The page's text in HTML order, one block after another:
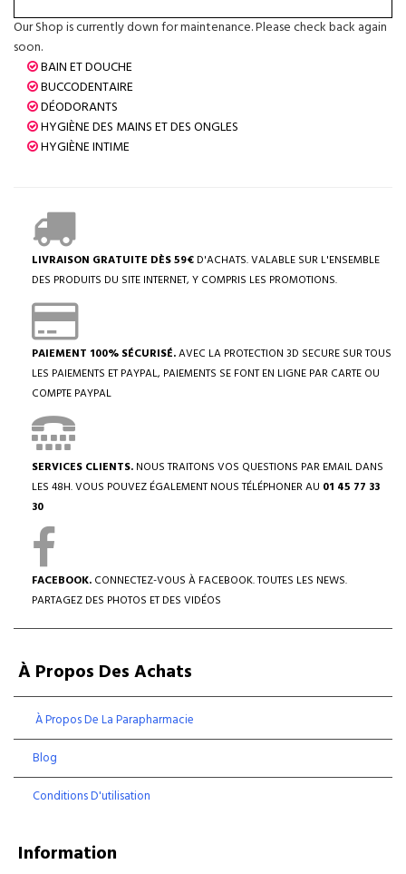
Our Shop is currently down for maintenance. Please check back again
soon.
BAIN ET DOUCHE
BUCCODENTAIRE
DÉODORANTS
HYGIÈNE DES MAINS ET DES ONGLES
HYGIÈNE INTIME
LIVRAISON GRATUITE DÈS 59€ D'ACHATS. VALABLE SUR L'ENSEMBLE
DES PRODUITS DU SITE INTERNET, Y COMPRIS LES PROMOTIONS.
PAIEMENT 100% SÉCURISÉ.AVEC LA PROTECTION 3D SECURE SUR TOUS
LES PAIEMENTS ET PAYPAL, PAIEMENTS SE FONT EN LIGNE PAR CARTE OU
COMPTE PAYPAL
SERVICES CLIENTS. NOUS TRAITONS VOS QUESTIONS PAR EMAIL DANS
LES 48H. VOUS POUVEZ ÉGALEMENT NOUS TÉLÉPHONER AU 01 45 77 33
30
FACEBOOK. CONNECTEZ-VOUS À FACEBOOK. TOUTES LES NEWS.
PARTAGEZ DES PHOTOS ET DES VIDÉOS
À Propos Des Achats
À Propos De La Parapharmacie
Blog
Conditions D'utilisation
Information